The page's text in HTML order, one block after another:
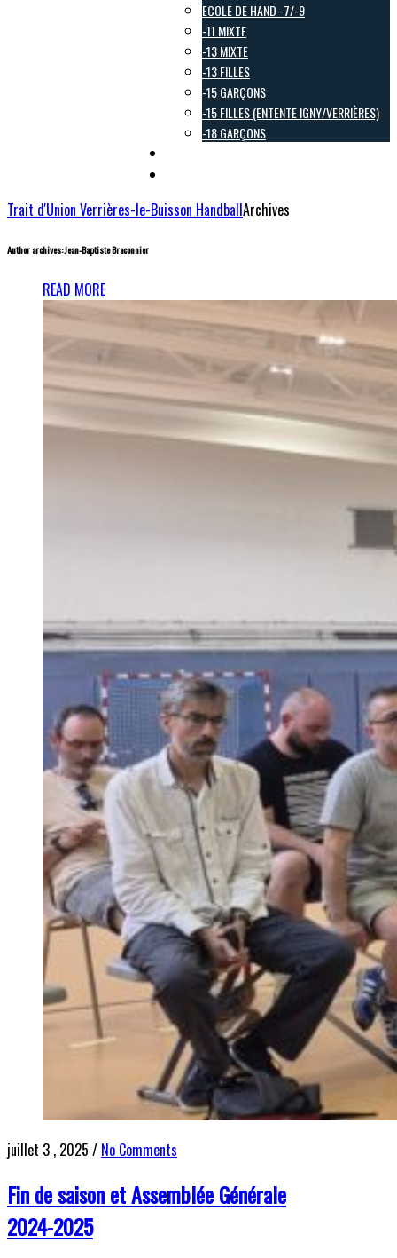
ECOLE DE HAND -7/-9
-11 MIXTE
-13 MIXTE
-13 FILLES
-15 GARÇONS
-15 FILLES (ENTENTE IGNY/VERRIÈRES)
-18 GARÇONS
Trait d'Union Verrières-le-Buisson HandballArchives
Author archives: Jean-Baptiste Braconnier
READ MORE
juillet 3 , 2025 / No Comments
Fin de saison et Assemblée Générale
2024-2025